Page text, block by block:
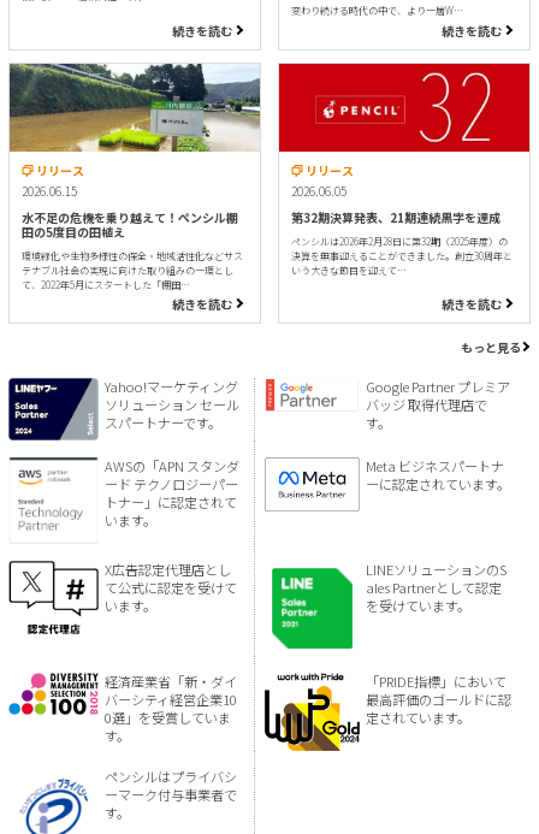
続きを読む
変わり続ける時代の中で、より一層W…
続きを読む
リリース
2026.06.15
水不足の危機を乗り越えて！ペンシル棚
田の5度目の田植え
環境緑化や生物多様性の保全・地域活性化などサス
テナブル社会の実現に向けた取り組みの一環とし
て、2022年5月にスタートした「棚田…
続きを読む
リリース
2026.06.05
第32期決算発表、21期連続黒字を達成
ペンシルは2026年2月28日に第32期（2025年度）の
決算を無事迎えることができました。創立30周年と
いう大きな節目を迎えて…
続きを読む
もっと見る
Yahoo!マーケティング
ソリューション セール
スパートナーです。
Google Partner プレミア
バッジ 取得代理店で
す。
AWSの「APN スタンダ
ード テクノロジーパー
トナー」に認定されて
います。
Meta ビジネスパートナ
ーに認定されています。
X広告認定代理店とし
て公式に認定を受けて
います。
LINEソリューションのS
ales Partnerとして認定
を受けています。
経済産業省「新・ダイ
バーシティ経営企業10
0選」を受賞していま
す。
「PRIDE指標」において
最高評価のゴールドに認
定されています。
ペンシルはプライバシ
ーマーク付与事業者で
す。